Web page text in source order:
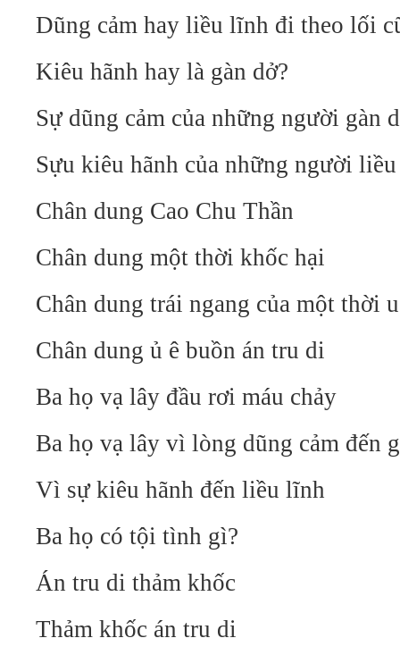
Dũng cảm hay liều lĩnh đi theo lối
Kiêu hãnh hay là gàn dở?
Sự dũng cảm của những người gàn
Sựu kiêu hãnh của những người
Chân dung Cao Chu Thần
Chân dung một thời khốc hại
Chân dung trái ngang của một thời
Chân dung ủ ê buồn án tru di
Ba họ vạ lây đầu rơi máu chảy
Ba họ vạ lây vì lòng dũng cảm đến
Vì sự kiêu hãnh đến liều lĩnh
Ba họ có tội tình gì?
Án tru di thảm khốc
Thảm khốc án tru di